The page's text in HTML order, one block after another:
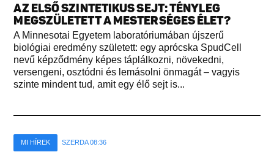
AZ ELSŐ SZINTETIKUS SEJT: TÉNYLEG
MEGSZÜLETETT A MESTERSÉGES ÉLET?
A Minnesotai Egyetem laboratóriumában újszerű
biológiai eredmény született: egy aprócska SpudCell
nevű képződmény képes táplálkozni, növekedni,
versengeni, osztódni és lemásolni önmagát – vagyis
szinte mindent tud, amit egy élő sejt is...
MI HÍREK SZERDA 08:36